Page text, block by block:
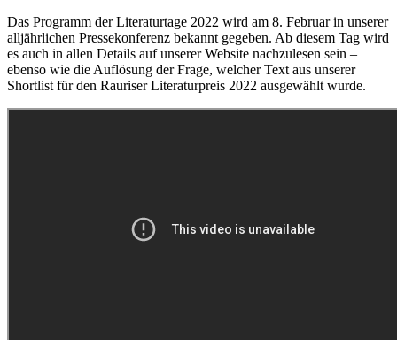
Das Programm der Literaturtage 2022 wird am 8. Februar in unserer
alljährlichen Pressekonferenz bekannt gegeben. Ab diesem Tag wird
es auch in allen Details auf unserer Website nachzulesen sein –
ebenso wie die Auflösung der Frage, welcher Text aus unserer
Shortlist für den Rauriser Literaturpreis 2022 ausgewählt wurde.